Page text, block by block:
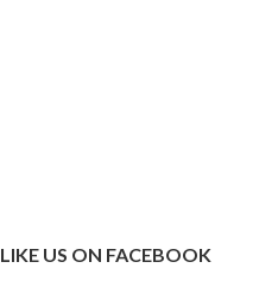
LIKE US ON FACEBOOK